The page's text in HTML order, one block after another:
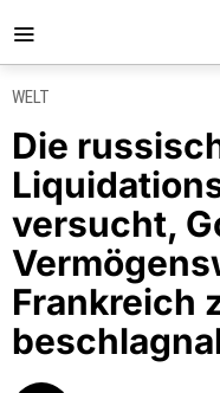
WELT
Die
versucht,
Frankreich